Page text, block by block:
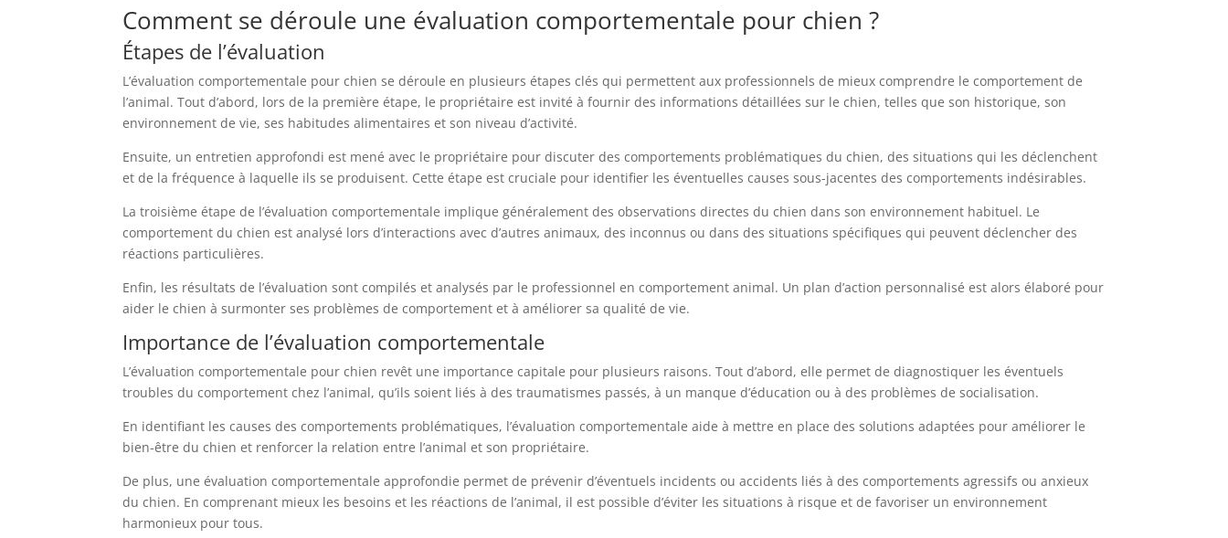
Comment se déroule une évaluation comportementale pour chien ?
Étapes de l’évaluation
L’évaluation comportementale pour chien se déroule en plusieurs étapes clés qui permettent aux professionnels de mieux comprendre le comportement de
l’animal. Tout d’abord, lors de la première étape, le propriétaire est invité à fournir des informations détaillées sur le chien, telles que son historique, son
environnement de vie, ses habitudes alimentaires et son niveau d’activité.
Ensuite, un entretien approfondi est mené avec le propriétaire pour discuter des comportements problématiques du chien, des situations qui les déclenchent
et de la fréquence à laquelle ils se produisent. Cette étape est cruciale pour identifier les éventuelles causes sous-jacentes des comportements indésirables.
La troisième étape de l’évaluation comportementale implique généralement des observations directes du chien dans son environnement habituel. Le
comportement du chien est analysé lors d’interactions avec d’autres animaux, des inconnus ou dans des situations spécifiques qui peuvent déclencher des
réactions particulières.
Enfin, les résultats de l’évaluation sont compilés et analysés par le professionnel en comportement animal. Un plan d’action personnalisé est alors élaboré pour
aider le chien à surmonter ses problèmes de comportement et à améliorer sa qualité de vie.
Importance de l’évaluation comportementale
L’évaluation comportementale pour chien revêt une importance capitale pour plusieurs raisons. Tout d’abord, elle permet de diagnostiquer les éventuels
troubles du comportement chez l’animal, qu’ils soient liés à des traumatismes passés, à un manque d’éducation ou à des problèmes de socialisation.
En identifiant les causes des comportements problématiques, l’évaluation comportementale aide à mettre en place des solutions adaptées pour améliorer le
bien-être du chien et renforcer la relation entre l’animal et son propriétaire.
De plus, une évaluation comportementale approfondie permet de prévenir d’éventuels incidents ou accidents liés à des comportements agressifs ou anxieux
du chien. En comprenant mieux les besoins et les réactions de l’animal, il est possible d’éviter les situations à risque et de favoriser un environnement
harmonieux pour tous.